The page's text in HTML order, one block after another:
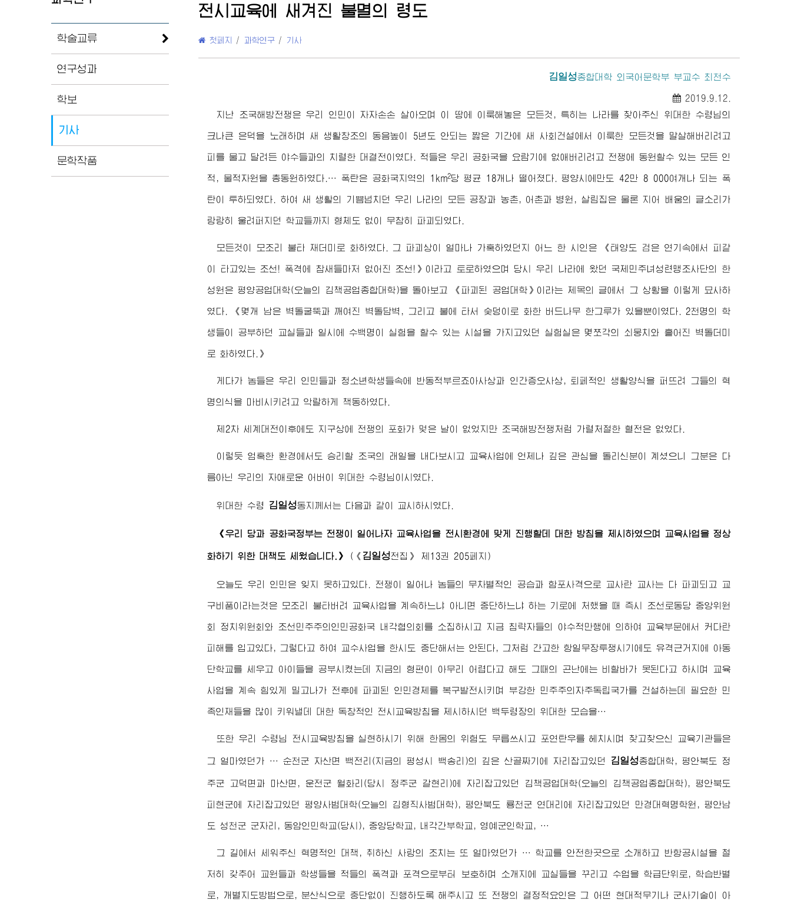
학술교류
연구성과
학보
기사
문학작품
전시교육에 새겨진 불멸의 령도
첫페지 / 과학연구 / 기사
김일성종합대학 외국어문학부 부교수 최천수
2019.9.12.
지난 조국해방전쟁은 우리 인민이 자자손손 살아오며 이 땅에 이룩해놓은 모든것, 특히는 나라를 찾아주신 위대한 수령님 의
크나큰 은덕을 노래하며 새 생활창조의 동음높이 5년도 안되는 짧은 기간에 새 사회건설에서 이룩한 모든것을 말살해버리려고
피를 물고 달려든 야수들과의 치렬한 대결전이였다. 적들은 우리 공화국을 요람기에 없애버리려고 전쟁에 동원할수 있는 모든 인
적, 물적자원을 총동원하였다.… 폭탄은 공화국지역의 1km2당 평균 18개나 떨어졌다. 평양시에만도 42만 8 000여개나 되는 폭
탄이 투하되였다. 하여 새 생활의 기쁨넘치던 우리 나라의 모든 공장과 농촌, 어촌과 병원, 살림집은 물론 지어 배움의 글소리가
랑랑히 울려퍼지던 학교들까지 형체도 없이 무참히 파괴되였다.
모든것이 모조리 불타 재더미로 화하였다. 그 파괴상이 얼마나 가혹하였던지 어느 한 시인은 《태양도 검은 연기속에서 피같
이 타고있는 조선! 폭격에 참새들마저 없어진 조선!》이라고 토로하였으며 당시 우리 나라에 왔던 국제민주녀성련맹조사단의 한
성원은 평양공업대학(오늘의 김책공업종합대학)을 돌아보고 《파괴된 공업대학》이라는 제목의 글에서 그 상황을 이렇게 묘사하
였다. 《몇개 남은 벽돌굴뚝과 깨여진 벽돌담벽, 그리고 불에 타서 숯덩이로 화한 버드나무 한그루가 있을뿐이였다. 2천명의 학
생들이 공부하던 교실들과 일시에 수백명이 실험을 할수 있는 시설을 가지고있던 실험실은 몇쪼각의 쇠뭉치와 흩어진 벽돌더미
로 화하였다.》
게다가 놈들은 우리 인민들과 청소년학생들속에 반동적부르죠아사상과 인간증오사상, 퇴페적인 생활양식을 퍼뜨려 그들의 혁
명의식을 마비시키려고 악랄하게 책동하였다.
제2차 세계대전이후에도 지구상에 전쟁의 포화가 멎은 날이 없었지만 조국해방전쟁처럼 가렬처절한 혈전은 없었다.
이렇듯 엄혹한 환경에서도 승리할 조국의 래일을 내다보시고 교육사업에 언제나 깊은 관심을 돌리신분이 계셨으니 그분은 다
름아닌 우리의 자애로운 어버이 위대한 수령님 이시였다.
위대한 수령 김일성동지 께서는 다음과 같이 교시하시였다.
《우리 당과 공화국정부는 전쟁이 일어나자 교육사업을 전시환경에 맞게 진행할데 대한 방침을 제시하였으며 교육사업을 정상
화하기 위한 대책도 세웠습니다.》 ( 《 김일성전집》 제13권 205페지)
오늘도 우리 인민은 잊지 못하고있다. 전쟁이 일어나 놈들의 무차별적인 공습과 함포사격으로 교사란 교사는 다 파괴되고 교
구비품이라는것은 모조리 불타버려 교육사업을 계속하느냐 아니면 중단하느냐 하는 기로에 처했을 때 즉시 조선로동당 중앙위원
회 정치위원회와 조선민주주의인민공화국 내각협의회를 소집하시고 지금 침략자들의 야수적만행에 의하여 교육부문에서 커다란
피해를 입고있다, 그렇다고 하여 교수사업을 한시도 중단해서는 안된다, 그처럼 간고한 항일무장투쟁시기에도 유격근거지에 아동
단학교를 세우고 아이들을 공부시켰는데 지금의 형편이 아무리 어렵다고 해도 그때의 곤난에는 비할바가 못된다고 하시며 교육
사업을 계속 힘있게 밀고나가 전후에 파괴된 인민경제를 복구발전시키며 부강한 민주주의자주독립국가를 건설하는데 필요한 민
족인재들을 많이 키워낼데 대한 독창적인 전시교육방침을 제시하시던 백두령장의 위대한 모습을…
또한 우리 수령님 전시교육방침을 실현하시기 위해 한몸의 위험도 무릅쓰시고 포연탄우를 헤치시며 찾고찾으신 교육기관들은
그 얼마였던가 … 순천군 자산면 백전리(지금의 평성시 백송리)의 깊은 산골짜기에 자리잡고있던 김일성종합대학 , 평안북도 정
주군 고덕면과 마산면, 운전군 월화리(당시 정주군 갈현리)에 자리잡고있던 김책공업대학(오늘의 김책공업종합대학), 평안북도
피현군에 자리잡고있던 평양사범대학(오늘의 김형직사범대학), 평안북도 룡천군 연대리에 자리잡고있던 만경대혁명학원, 평안남
도 성천군 군자리, 동암인민학교(당시), 중앙당학교, 내각간부학교, 영예군인학교, …
그 길에서 세워주신 혁명적인 대책, 취하신 사랑의 조치는 또 얼마였던가 … 학교를 안전한곳으로 소개하고 반항공시설을 철
저히 갖추어 교원들과 학생들을 적들의 폭격과 포격으로부터 보호하며 소개지에 교실들을 꾸리고 수업을 학급단위로, 학습반별
로, 개별지도방법으로, 분산식으로 중단없이 진행하도록 해주시고 또 전쟁의 결정적요인은 그 어떤 현대적무기나 군사기술이 아